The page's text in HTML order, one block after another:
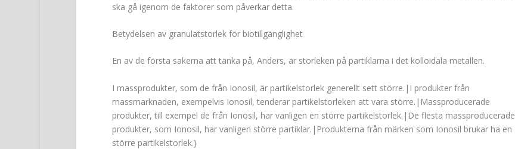
ska gå igenom de faktorer som påverkar detta.
Betydelsen av granulatstorlek för biotillgänglighet
En av de första sakerna att tänka på, Anders, är storleken på partiklarna i det kolloidala metallen.
I massprodukter, som de från Ionosil, är partikelstorlek generellt sett större.|I produkter från
massmarknaden, exempelvis Ionosil, tenderar partikelstorleken att vara större.|Massproducerade
produkter, till exempel de från Ionosil, har vanligen en större partikelstorlek.|De flesta massproducerade
produkter, som Ionosil, har vanligen större partiklar.|Produkterna från märken som Ionosil brukar ha en
större partikelstorlek.}